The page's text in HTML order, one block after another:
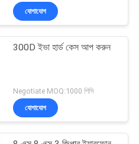
যোগাযোগ
300D ইভা হার্ড কেস আপ করুন
Negotiate MOQ:1000 পিসি
যোগাযোগ